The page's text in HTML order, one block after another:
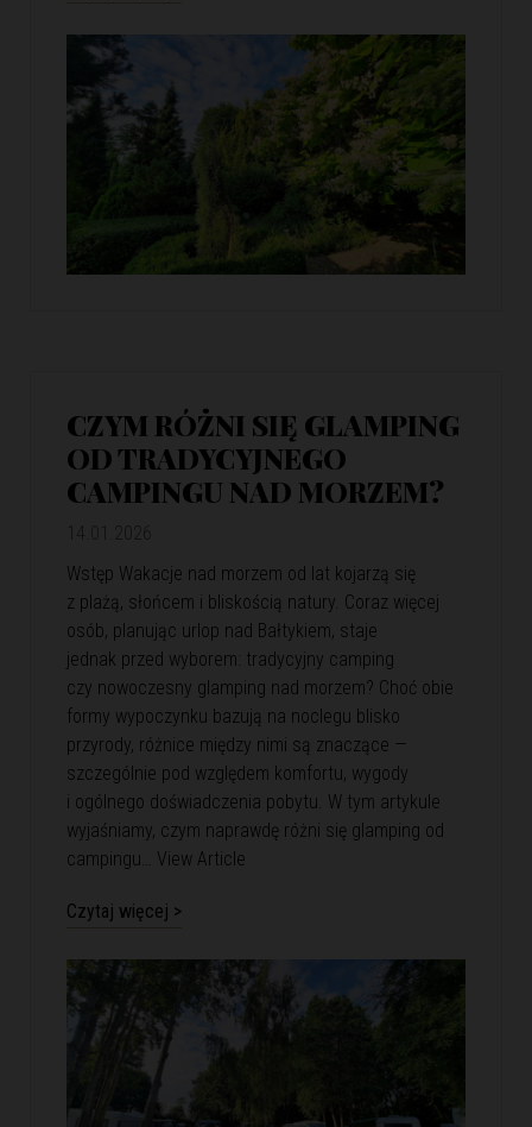
CZYM RÓŻNI SIĘ GLAMPING
OD TRADYCYJNEGO
CAMPINGU NAD MORZEM?
Wstęp Wakacje nad morzem od lat kojarzą się
z plażą, słońcem i bliskością natury. Coraz więcej
osób, planując urlop nad Bałtykiem, staje
jednak przed wyborem: tradycyjny camping
czy nowoczesny glamping nad morzem? Choć obie
formy wypoczynku bazują na noclegu blisko
przyrody, różnice między nimi są znaczące —
szczególnie pod względem komfortu, wygody
i ogólnego doświadczenia pobytu. W tym artykule
wyjaśniamy, czym naprawdę różni się glamping od
campingu… View Article
Czytaj więcej >